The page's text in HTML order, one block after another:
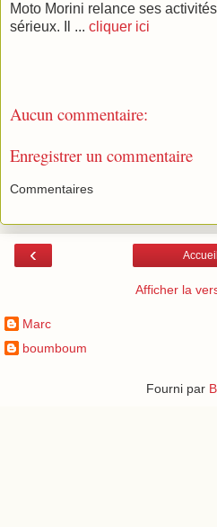
Moto Morini relance ses
sérieux. Il ... cliquer ici
Aucun commentaire:
Enregistrer un commentaire
Commentaires
‹ Accueil
Afficher la
Marc
boumboum
Fourni par